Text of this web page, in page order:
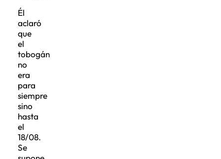
Él
aclaró
que
el
tobogán
no
era
para
siempre
sino
hasta
el
18/08.
Se